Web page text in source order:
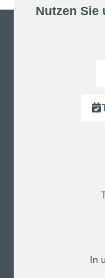
Nutzen Sie
In